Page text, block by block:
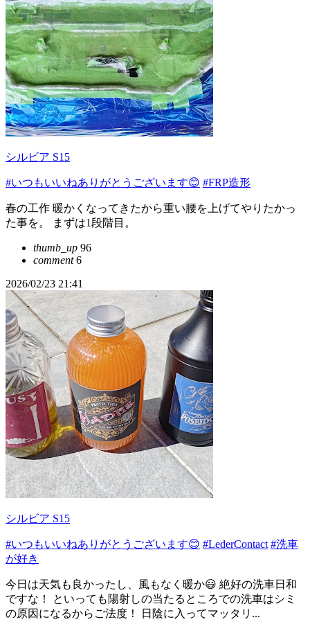
シルビア S15
#いつもいいねありがとうございます😊 #FRP造形
春の工作 暖かくなってきたから重い腰を上げてやりたかっ
た事を。 まずは1段階目。
thumb_up 96
comment6
2026/02/23 21:41
シルビア S15
#いつもいいねありがとうございます😊 #LederContact #洗車
が好き
今日は天気も良かったし、風もなく暖か😃 絶好の洗車日和
ですな！ といっても陽射しの当たるところでの洗車はシミ
の原因になるからご法度！ 日陰に入ってマッタリ...